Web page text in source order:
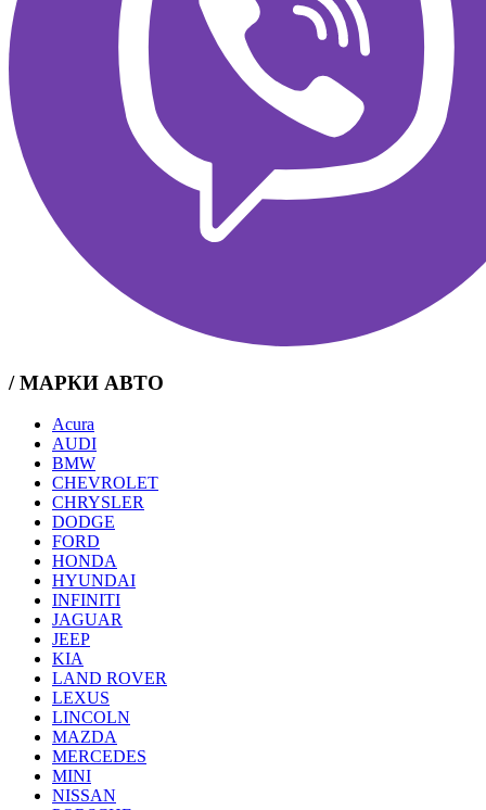
/ МАРКИ АВТО
Acura
AUDI
BMW
CHEVROLET
CHRYSLER
DODGE
FORD
HONDA
HYUNDAI
INFINITI
JAGUAR
JEEP
KIA
LAND ROVER
LEXUS
LINCOLN
MAZDA
MERCEDES
MINI
NISSAN